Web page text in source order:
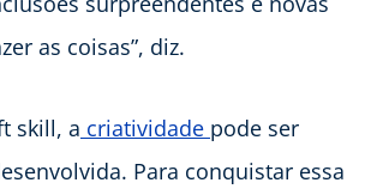
as coisas”, diz.
skill, a criatividade pode ser
Para conquistar essa